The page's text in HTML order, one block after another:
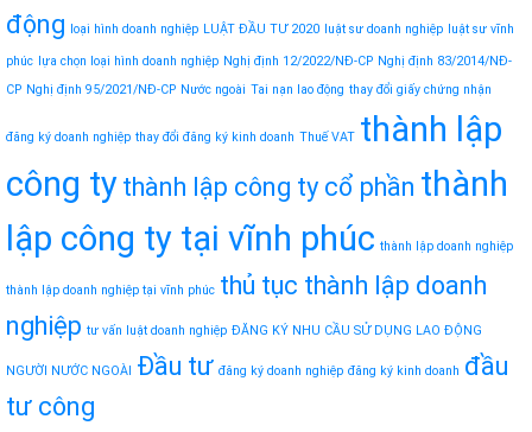
động loại hình doanh nghiệp LUẬT ĐẦU TƯ 2020 luật sư doanh nghiệp luật sư vĩnh
phúc lựa chọn loại hình doanh nghiệp Nghị định 12/2022/NĐ-CP Nghị định 83/2014/NĐ-
CP Nghị định 95/2021/NĐ-CP Nước ngoài Tai nạn lao động thay đổi giấy chứng nhận
đăng ký doanh nghiệp thay đổi đăng ký kinh doanh Thuế VAT thành lập
công ty thành lập công ty cổ phần thành
lập công ty tại vĩnh phúc thành lập doanh nghiệp
thành lập doanh nghiệp tại vĩnh phúc thủ tục thành lập doanh
nghiệp tư vấn luật doanh nghiệp ĐĂNG KÝ NHU CẦU SỬ DỤNG LAO ĐỘNG
NGƯỜI NƯỚC NGOÀI Đầu tư đăng ký doanh nghiệp đăng ký kinh doanh đầu
tư công